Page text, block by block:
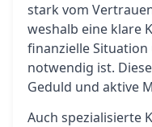
stark vom
weshalb eine klare
finanzielle
notwendig ist.
Geduld und aktive
Auch spezialisierte